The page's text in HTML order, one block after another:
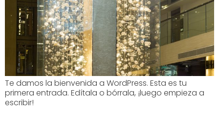
Te damos la bienvenida a WordPress. Esta es tu
primera entrada. Edítala o bórrala, ¡luego empieza a
escribir!